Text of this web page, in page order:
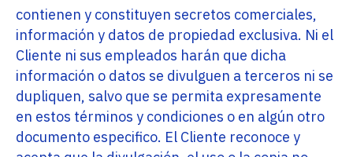
contienen y constituyen secretos comerciales,
información y datos de propiedad exclusiva. Ni el
Cliente ni sus empleados harán que dicha
información o datos se divulguen a terceros ni se
dupliquen, salvo que se permita expresamente
en estos términos y condiciones o en algún otro
documento especifico. El Cliente reconoce y